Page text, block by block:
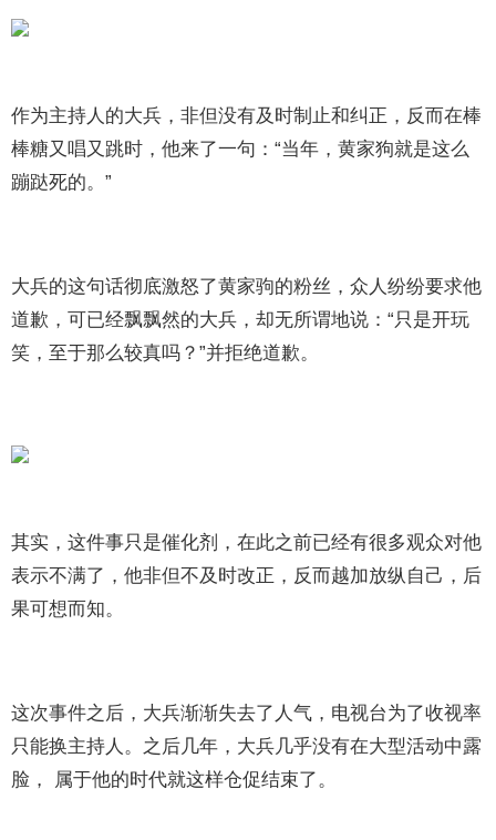
作为主持人的大兵，非但没有及时制止和纠正，反而在棒
棒糖又唱又跳时，他来了一句：“当年，黄家狗就是这么
蹦跶死的。”
大兵的这句话彻底激怒了黄家驹的粉丝，众人纷纷要求他
道歉，可已经飘飘然的大兵，却无所谓地说：“只是开玩
笑，至于那么较真吗？”并拒绝道歉。
其实，这件事只是催化剂，在此之前已经有很多观众对他
表示不满了，他非但不及时改正，反而越加放纵自己，后
果可想而知。
这次事件之后，大兵渐渐失去了人气，电视台为了收视率
只能换主持人。之后几年，大兵几乎没有在大型活动中露
脸， 属于他的时代就这样仓促结束了。